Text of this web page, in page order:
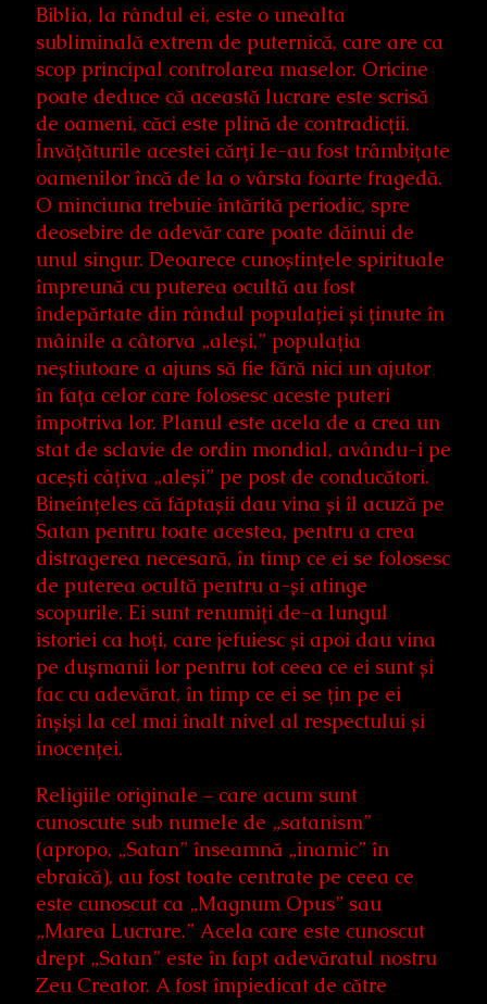
Biblia, la rândul ei, este o unealta
subliminală extrem de puternică, care are ca
scop principal controlarea maselor. Oricine
poate deduce că această lucrare este scrisă
de oameni, căci este plină de contradicții.
Învățăturile acestei cărți le-au fost trâmbițate
oamenilor încă de la o vârsta foarte fragedă.
O minciuna trebuie întărită periodic, spre
deosebire de adevăr care poate dăinui de
unul singur. Deoarece cunoștințele spirituale
împreună cu puterea ocultă au fost
îndepărtate din rândul populației și ținute în
mâinile a câtorva „aleși,” populația
neștiutoare a ajuns să fie fără nici un ajutor
în fața celor care folosesc aceste puteri
împotriva lor. Planul este acela de a crea un
stat de sclavie de ordin mondial, avându-i pe
acești câțiva „aleși” pe post de conducători.
Bineînțeles că făptașii dau vina și îl acuză pe
Satan pentru toate acestea, pentru a crea
distragerea necesară, în timp ce ei se folosesc
de puterea ocultă pentru a-și atinge
scopurile. Ei sunt renumiți de-a lungul
istoriei ca hoți, care jefuiesc și apoi dau vina
pe dușmanii lor pentru tot ceea ce ei sunt și
fac cu adevărat, în timp ce ei se țin pe ei
înșiși la cel mai înalt nivel al respectului și
inocenței.
Religiile originale – care acum sunt
cunoscute sub numele de „satanism”
(apropo, „Satan” înseamnă „inamic” în
ebraică), au fost toate centrate pe ceea ce
este cunoscut ca „Magnum Opus” sau
„Marea Lucrare.” Acela care este cunoscut
drept „Satan” este în fapt adevăratul nostru
Zeu Creator. A fost împiedicat de către